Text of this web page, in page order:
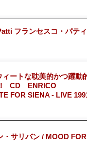
フランセスコ・パテ
ートな耽美的かつ躍動
!!! CD ENRICO
FOR SIENA - LIVE
サリバン / MOOD FOR